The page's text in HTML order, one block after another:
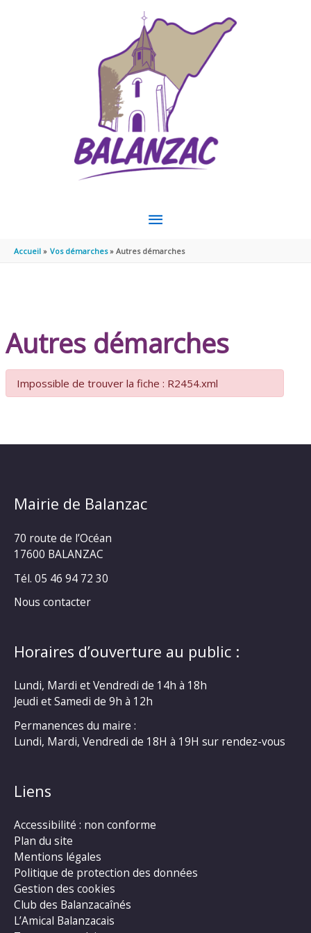
MENU
PRINCIPAL
Accueil Vos démarches Autres démarches
Autres démarches
Impossible de trouver la fiche : R2454.xml
Mairie de Balanzac
70 route de l’Océan
17600 BALANZAC
Tél. 05 46 94 72 30
Nous contacter
Horaires d’ouverture au public :
Lundi, Mardi et Vendredi de 14h à 18h
Jeudi et Samedi de 9h à 12h
Permanences du maire :
Lundi, Mardi, Vendredi de 18H à 19H sur rendez-vous
Liens
Accessibilité : non conforme
Plan du site
Mentions légales
Politique de protection des données
Gestion des cookies
Club des Balanzacaînés
L’Amical Balanzacais